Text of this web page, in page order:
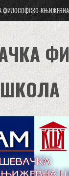
ФИЛОСОФСКО-